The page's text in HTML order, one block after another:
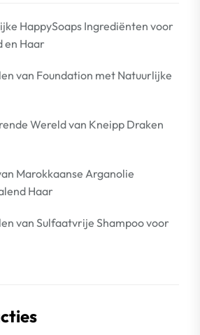
HappySoaps Ingrediënten voor
en Haar
van Foundation met Natuurlijke
Wereld van Kneipp Draken
Marokkaanse Arganolie
Haar
van Sulfaatvrije Shampoo voor